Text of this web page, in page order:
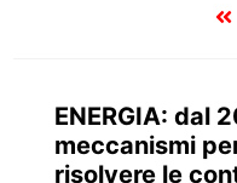
ENERGIA: dal
meccanismi
risolvere le